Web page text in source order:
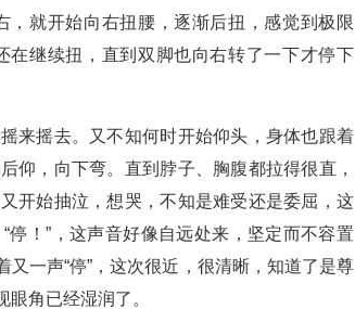
就开始向右扭腰，逐渐后扭，感觉到极限
在继续扭，直到双脚也向右转了一下才停下
来摇去。又不知何时开始仰头，身体也跟着
仰，向下弯。直到脖子、胸腹都拉得很直，
开始抽泣，想哭，不知是难受还是委屈，这
！”，这声音好像自远处来，坚定而不容置
一声“停”，这次很近，很清晰，知道了是尊
角已经湿润了。